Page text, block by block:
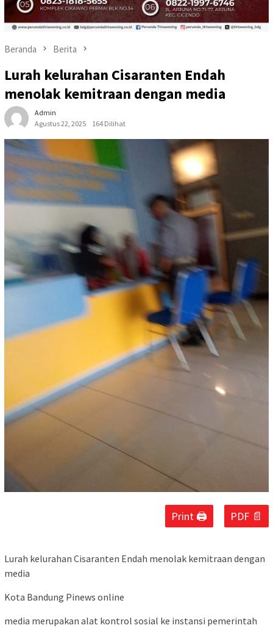
Beranda Berita
Lurah kelurahan Cisaranten Endah
menolak kemitraan dengan media
Admin
Agustus 22, 2025
164 Dilihat
Print 🖨 PDF 📄
Lurah kelurahan Cisaranten Endah menolak kemitraan dengan
media
Kota Bandung Pinews online
media merupakan alat kontrol sosial ke instansi pemerintah